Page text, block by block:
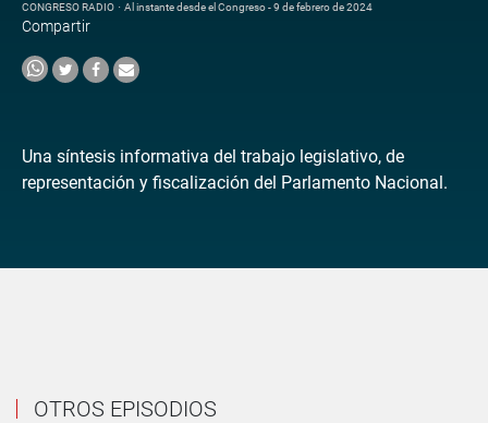
CONGRESO RADIO · Al instante desde el Congreso - 9 de febrero de 2024
Compartir
Una síntesis informativa del trabajo legislativo, de
representación y fiscalización del Parlamento Nacional.
OTROS EPISODIOS